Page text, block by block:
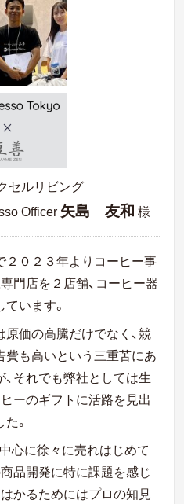
セルリビング
Officer 矢島 友和 様
２０２３年よりコーヒー事
門店を２店舗、コーヒー器
います。
価の高騰だけでなく、競
費も高いという三重苦にあ
それでも弊社としては生
ーのギフトに活路を見出
。
心に徐々に売れはじめて
品開発に特に課題を感じ
かるためにはプロの知見